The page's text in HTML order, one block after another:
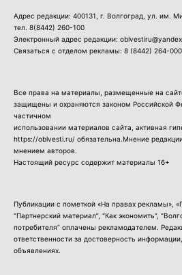
Адрес редакции: 400131, г. Волгоград, ул. им.
тел. 8(8442) 260-100
Электронный адрес редакции:
Связаться с отделом рекламы: 8 (8442) 264-000
Все права на материалы, размещенные на
защищены и охраняются законом Российской
частичном
использовании материалов сайта, активная
https://oblvesti.ru/ обязательна.Мнение
мнением авторов.
Настоящий ресурс содержит материалы 16+
Публикации с пометкой «На правах рекламы»,
“Партнерский материал”, “Как экономить”,
потребителя” оплачены рекламодателем.
ответственности за достоверность
объявлениях.